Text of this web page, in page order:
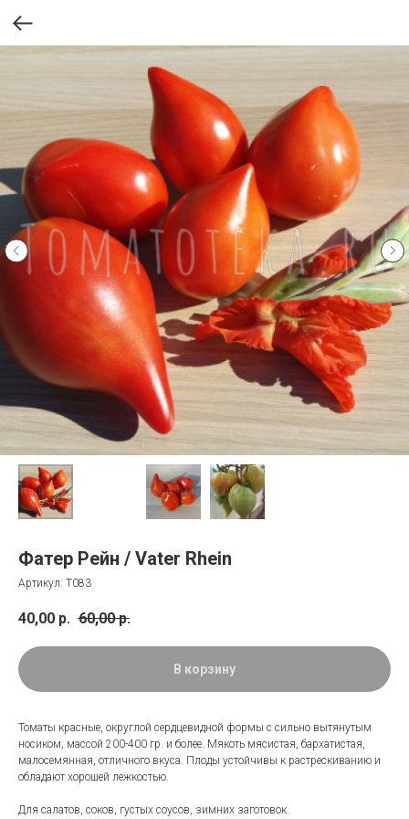
Фатер Рейн / Vater Rhein
Артикул: Т083
40,00 р. 60,00 р.
В корзину
Томаты красные, округлой сердцевидной формы с сильно вытянутым
носиком, массой 200-400 гр. и более. Мякоть мясистая, бархатистая,
малосемянная, отличного вкуса. Плоды устойчивы к растрескиванию и
обладают хорошей лежкостью.
Для салатов, соков, густых соусов, зимних заготовок.